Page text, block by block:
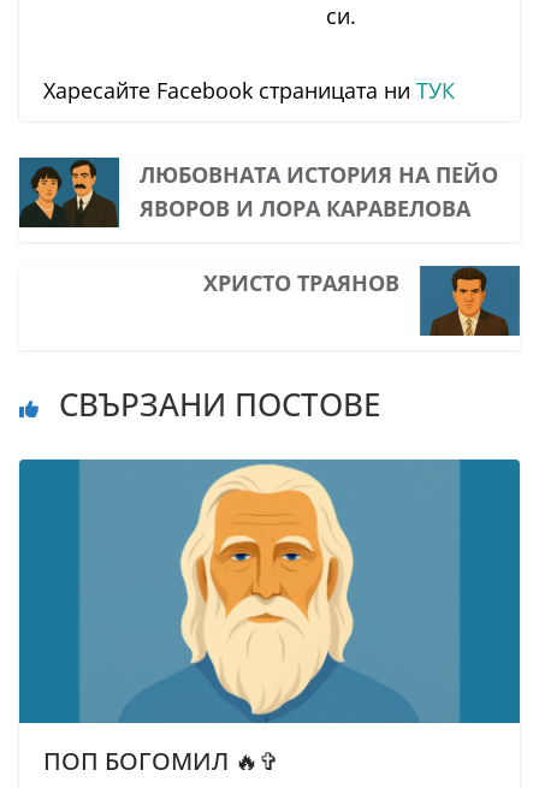
си.
Харесайте Facebook страницата ни ТУК
ЛЮБОВНАТА ИСТОРИЯ НА ПЕЙО
ЯВОРОВ И ЛОРА КАРАВЕЛОВА
ХРИСТО ТРАЯНОВ
СВЪРЗАНИ ПОСТОВЕ
ПОП БОГОМИЛ 🔥✞